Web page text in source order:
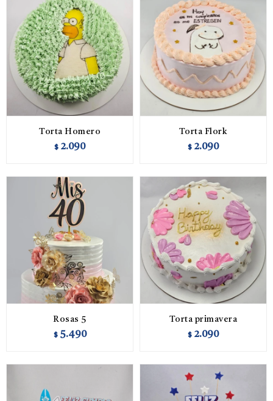
Torta Homero
$ 2.090
Torta Flork
$ 2.090
Rosas 5
$ 5.490
Torta primavera
$ 2.090